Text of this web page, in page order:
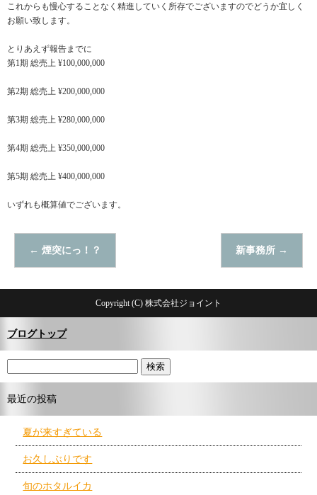
これからも慢心することなく精進していく所存でございますのでどうか宜しく
お願い致します。
とりあえず報告までに
第1期 総売上 ¥100,000,000
第2期 総売上 ¥200,000,000
第3期 総売上 ¥280,000,000
第4期 総売上 ¥350,000,000
第5期 総売上 ¥400,000,000
いずれも概算値でございます。
← 煙突にっ！？ 新事務所 →
Copyright (C) 株式会社ジョイント
ブログトップ
最近の投稿
夏が来すぎている
お久しぶりです
旬のホタルイカ